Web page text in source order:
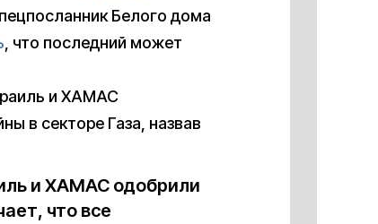
Белого дома
, что последний может
и ХАМАС
в секторе Газа, назвав
и ХАМАС одобрили
что все